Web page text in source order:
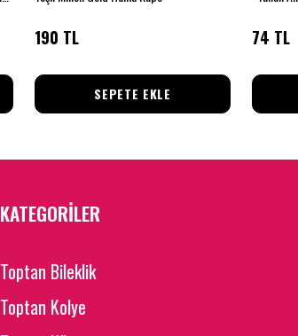
190 TL
SEPETE EKLE
74 TL
KATEGORİLER
Toptan Bileklik
Toptan Kolye